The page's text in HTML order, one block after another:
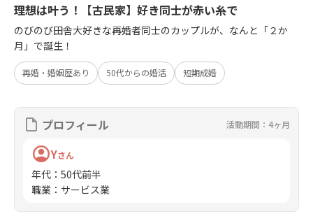
理想は叶う！【古民家】好き同士が赤い糸で
のびのび田舎大好きな再婚者同士のカップルが、なんと「２か
月」で誕生！
再婚・婚姻歴あり 50代からの婚活 短期成婚
プロフィール 活動期間：4ヶ月
Yさん
年代 ： 50代前半
職業 ： サービス業